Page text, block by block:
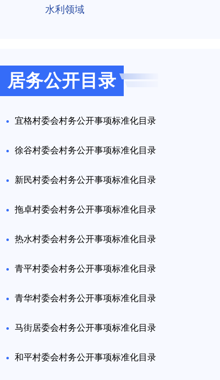
水利领域
居务公开目录
宜格村委会村务公开事项标准化目录
徐谷村委会村务公开事项标准化目录
新民村委会村务公开事项标准化目录
拖卓村委会村务公开事项标准化目录
热水村委会村务公开事项标准化目录
青平村委会村务公开事项标准化目录
青华村委会村务公开事项标准化目录
马街居委会村务公开事项标准化目录
和平村委会村务公开事项标准化目录